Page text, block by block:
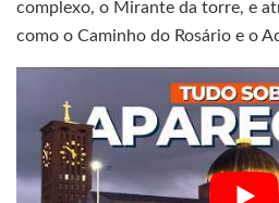
complexo, o Mirante da torre, e
como o Caminho do Rosário e o